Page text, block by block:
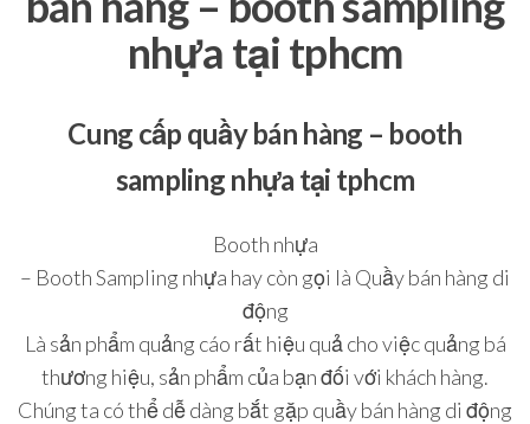
nhựa tại tphcm
Cung cấp quầy bán hàng – booth
sampling nhựa tại tphcm
Booth nhựa
– Booth Sampling nhựa hay còn gọi là Quầy bán hàng di
động
Là sản phẩm quảng cáo rất hiệu quả cho việc quảng bá
thương hiệu, sản phẩm của bạn đối với khách hàng.
Chúng ta có thể dễ dàng bắt gặp quầy bán hàng di động